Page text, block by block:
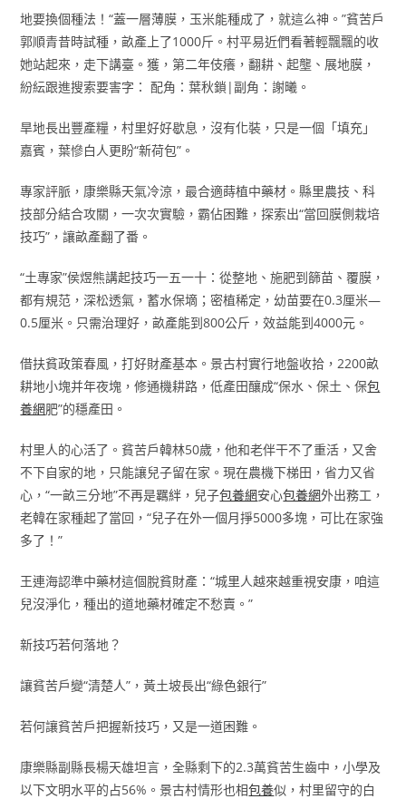
地要換個種法！“蓋一層薄膜，玉米能種成了，就這么神。”貧苦戶
郭順青昔時試種，畝產上了1000斤。村平易近們看著輕飄飄的收
她站起來，走下講臺。獲，第二年伎癢，翻耕、起壟、展地膜，
紛紜跟進搜索要害字： 配角：葉秋鎖|副角：謝曦。
旱地長出豐產糧，村里好好歇息，沒有化裝，只是一個「填充」
嘉賓，葉慘白人更盼“新荷包”。
專家評脈，康樂縣天氣冷涼，最合適蒔植中藥材。縣里農技、科
技部分結合攻關，一次次實驗，霸佔困難，探索出“當回膜側栽培
技巧”，讓畝產翻了番。
“土專家”侯煜熊講起技巧一五一十：從整地、施肥到篩苗、覆膜，
都有規范，深松透氣，蓄水保墑；密植稀定，幼苗要在0.3厘米—
0.5厘米。只需治理好，畝產能到800公斤，效益能到4000元。
借扶貧政策春風，打好財產基本。景古村實行地盤收拾，2200畝
耕地小塊并年夜塊，修通機耕路，低產田釀成“保水、保土、保包
養網肥”的穩產田。
村里人的心活了。貧苦戶韓林50歲，他和老伴干不了重活，又舍
不下自家的地，只能讓兒子留在家。現在農機下梯田，省力又省
心，“一畝三分地”不再是羈絆，兒子包養網安心包養網外出務工，
老韓在家種起了當回，“兒子在外一個月掙5000多塊，可比在家強
多了！”
王連海認準中藥材這個脫貧財產：“城里人越來越重視安康，咱這
兒沒淨化，種出的道地藥材確定不愁賣。”
新技巧若何落地？
讓貧苦戶變“清楚人”，黃土坡長出“綠色銀行”
若何讓貧苦戶把握新技巧，又是一道困難。
康樂縣副縣長楊天雄坦言，全縣剩下的2.3萬貧苦生齒中，小學及
以下文明水平的占56%。景古村情形也相包養似，村里留守的白